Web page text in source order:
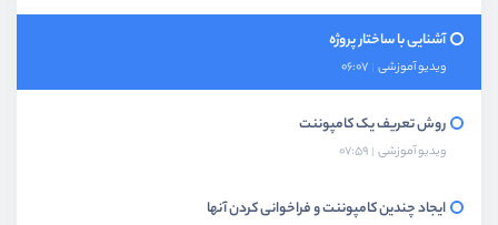
آشنایی با ساختار پروژه
ویدیو آموزشی 06:07
روش تعریف یک کامپوننت
ویدیو آموزشی 07:59
ایجاد چندین کامپوننت و فراخوانی کردن آنها